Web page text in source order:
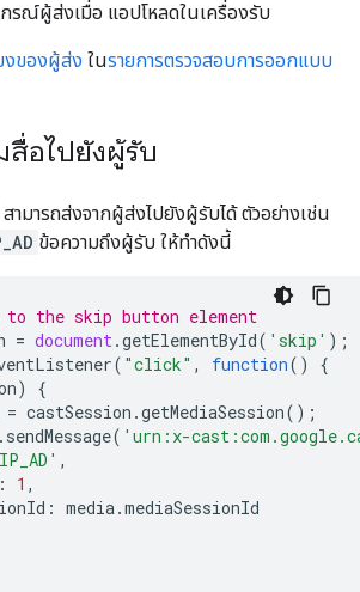
รณ์ผู้ส่งเมื่อ แอปโหลดในเครื่องรับ
งของผู้ส่ง ในรายการตรวจสอบการออกแบบ
สื่อไปยังผู้รับ
สามารถส่งจากผู้ส่งไปยังผู้รับได้ ตัวอย่างเช่น
ข้อความถึงผู้รับ ให้ทำดังนี้
the skip button element
= document.getElementById( 'skip' );
( "click" , function()
{
)
{
= castSession .getMediaSession();
. sendMessage( 'urn:x-
,
: 1 ,
: media.mediaSessionId